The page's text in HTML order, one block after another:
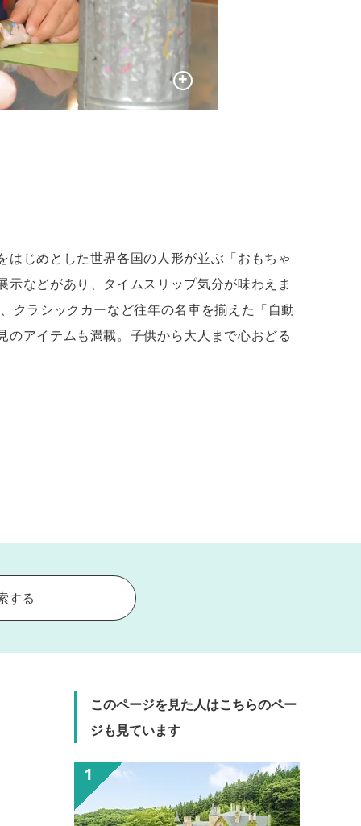
じめとした世界各国の人形が並ぶ「おもちゃ
などがあり、タイムスリップ気分が味わえま
クラシックカーなど往年の名車を揃えた「自動
アイテムも満載。子供から大人まで心おどる
する
このページを見た人はこちらのペー
ジも見ています